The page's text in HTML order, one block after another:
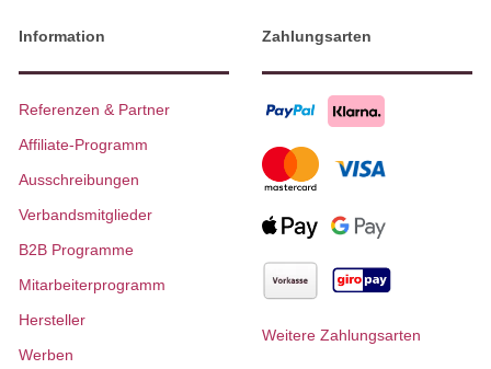
Information
Referenzen & Partner
Affiliate-Programm
Ausschreibungen
Verbandsmitglieder
B2B Programme
Mitarbeiterprogramm
Hersteller
Werben
Zahlungsarten
Weitere Zahlungsarten